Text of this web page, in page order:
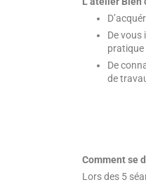
De
pratique
De
de
Comment se
Lors des 5